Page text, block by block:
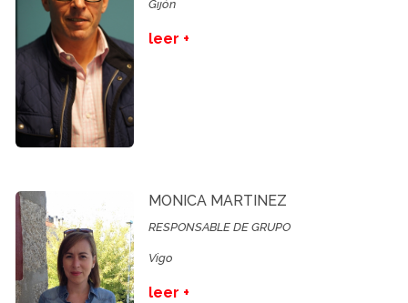
Gijón
leer +
MONICA MARTINEZ
RESPONSABLE DE GRUPO
Vigo
leer +